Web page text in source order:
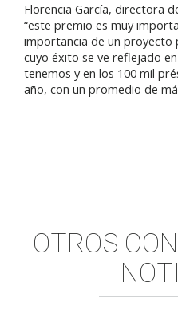
Florencia García, directora
“este premio es muy
importancia de un proyecto
cuyo éxito se ve reflejado
tenemos y en los 100 mil
año, con un promedio de
OTROS